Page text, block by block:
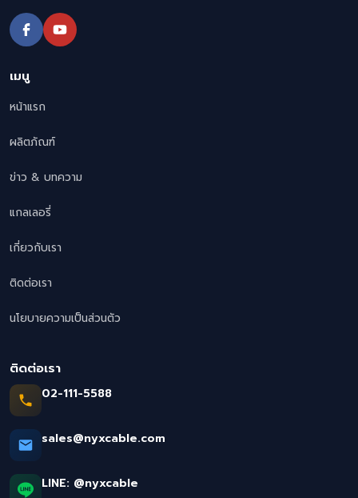
เมนู
หน้าแรก
ผลิตภัณฑ์
ข่าว & บทความ
แกลเลอรี่
เกี่ยวกับเรา
ติดต่อเรา
นโยบายความเป็นส่วนตัว
ติดต่อเรา
02-111-5588
sales@nyxcable.com
LINE: @nyxcable